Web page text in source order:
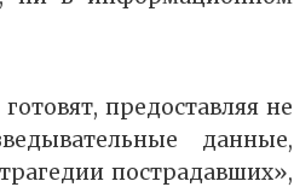
предоставляя не
данные,
пострадавших»,